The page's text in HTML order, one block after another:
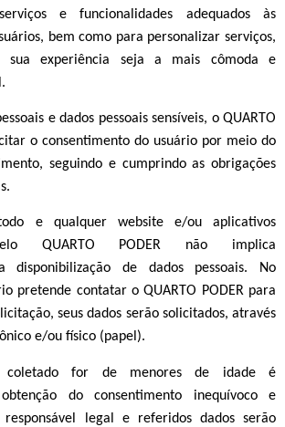
e funcionalidades adequados às
bem como para personalizar serviços,
sua experiência seja a mais cômoda e
e dados pessoais sensíveis, o QUARTO
o consentimento do usuário por meio do
seguindo e cumprindo as obrigações
e qualquer website e/ou aplicativos
QUARTO PODER não implica
disponibilização de dados pessoais. No
pretende contatar o QUARTO PODER para
seus dados serão solicitados, através
e/ou físico (papel).
coletado for de menores de idade é
do consentimento inequívoco e
legal e referidos dados serão